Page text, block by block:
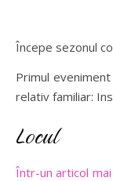
Începe sezonul
Primul
relativ familiar:
Locul
Într-un articol mai